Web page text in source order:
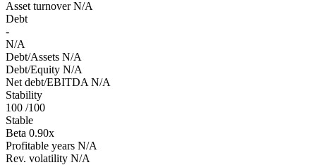
Asset turnover N/A
Debt
-
N/A
Debt/Assets N/A
Debt/Equity N/A
Net debt/EBITDA N/A
Stability
100 /100
Stable
Beta 0.90x
Profitable years N/A
Rev. volatility N/A